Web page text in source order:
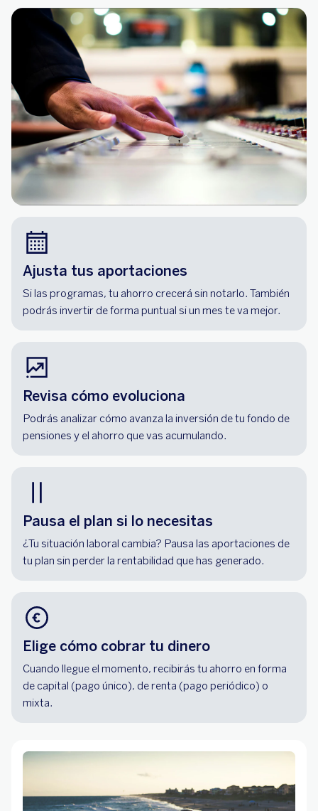
Ajusta tus aportaciones
Si las programas, tu ahorro crecerá sin notarlo. También
podrás invertir de forma puntual si un mes te va mejor.
Revisa cómo evoluciona
Podrás analizar cómo avanza la inversión de tu fondo de
pensiones y el ahorro que vas acumulando.
Pausa el plan si lo necesitas
¿Tu situación laboral cambia? Pausa las aportaciones de
tu plan sin perder la rentabilidad que has generado.
Elige cómo cobrar tu dinero
Cuando llegue el momento, recibirás tu ahorro en forma
de capital (pago único), de renta (pago periódico) o
mixta.